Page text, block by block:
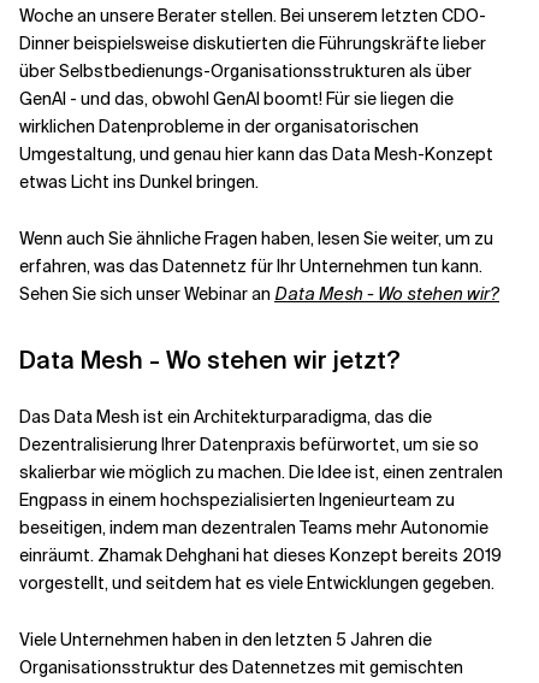
Verwandte Themen
Woche an unsere Berater stellen. Bei unserem letzten CDO-
Dinner beispielsweise diskutierten die Führungskräfte lieber
über Selbstbedienungs-Organisationsstrukturen als über
GenAI - und das, obwohl GenAI boomt! Für sie liegen die
wirklichen Datenprobleme in der organisatorischen
Umgestaltung, und genau hier kann das Data Mesh-Konzept
etwas Licht ins Dunkel bringen.
Wenn auch Sie ähnliche Fragen haben, lesen Sie weiter, um zu
erfahren, was das Datennetz für Ihr Unternehmen tun kann.
Sehen Sie sich unser Webinar an Data Mesh - Wo stehen wir?
Data Mesh - Wo stehen wir jetzt?
Das Data Mesh ist ein Architekturparadigma, das die
Dezentralisierung Ihrer Datenpraxis befürwortet, um sie so
skalierbar wie möglich zu machen. Die Idee ist, einen zentralen
Engpass in einem hochspezialisierten Ingenieurteam zu
beseitigen, indem man dezentralen Teams mehr Autonomie
einräumt. Zhamak Dehghani hat dieses Konzept bereits 2019
vorgestellt, und seitdem hat es viele Entwicklungen gegeben.
Viele Unternehmen haben in den letzten 5 Jahren die
Organisationsstruktur des Datennetzes mit gemischten